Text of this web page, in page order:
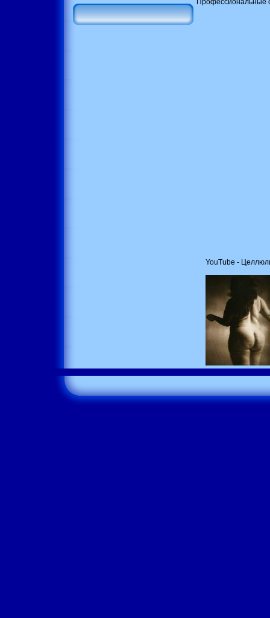
Профессиональные
YouTube -